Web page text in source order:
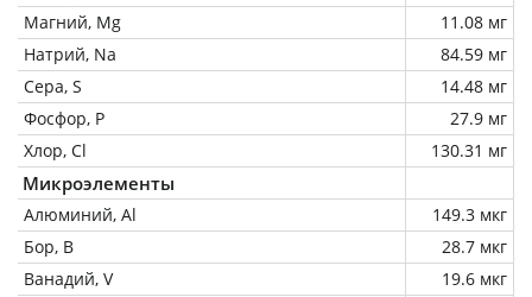
Магний, Mg
11.08 мг
Натрий, Na
84.59 мг
Сера, S
14.48 мг
Фосфор, P
27.9 мг
Хлор, Cl
130.31 мг
Микроэлементы
Алюминий, Al
149.3 мкг
Бор, B
28.7 мкг
Ванадий, V
19.6 мкг